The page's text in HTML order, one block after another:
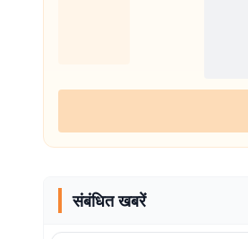
संबंधित खबरें